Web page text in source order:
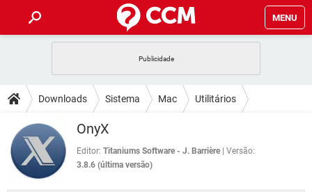
MENU
CELULAR FACEBOOK
OUTLOOK
INSTAGRAM GMAIL
GUIA DE COMPRAS
DICAS
JOGOS WHATSAPP
CELULAR
OUTLOOK
DOWNLOADS
JOGOS WHATSAPP
CELULAR
FÓRUM
Downloads Sistema Mac Utilitários
OnyX
Editor: Titaniums Software - J. Barrière
Versão:
3.8.6 (última versão)